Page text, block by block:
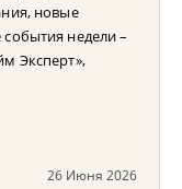
новые
недели –
Эксперт»,
26 Июня 2026